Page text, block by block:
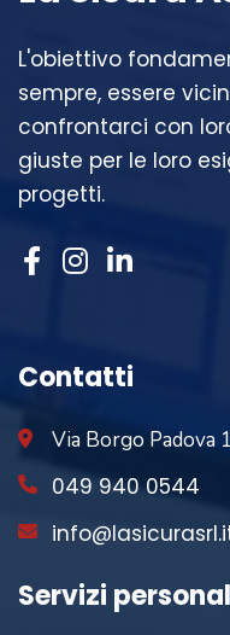
L'obiettivo
sempre, essere
confrontarci con
giuste per le loro
progetti.
Contatti
Via Borgo Padova
049 940 0544
Servizi